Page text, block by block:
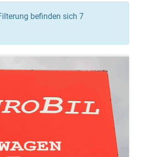
befinden sich 7